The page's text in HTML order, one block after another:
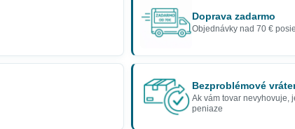
Doprava zadarmo
Objednávky nad 70 €
Bezproblémové
Ak vám tovar nevyhovuje,
peniaze